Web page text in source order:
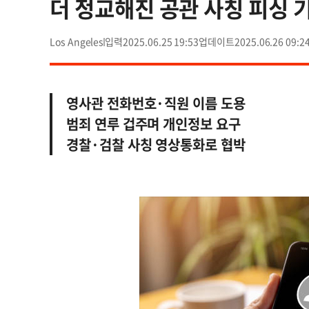
더 정교해진 공관 사칭 피싱
Los Angeles 2025.06.25 19:53 2025.06.26
영사관 전화번호·직원 이름 도용
범죄 연루 겁주며 개인정보 요구
경찰·검찰 사칭 영상통화로 협박